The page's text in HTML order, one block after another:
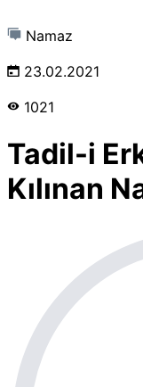
Namaz
23.02.2021
1021
Tadil-i
Kılınan